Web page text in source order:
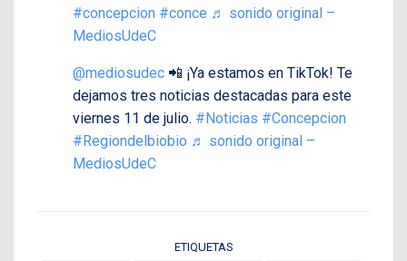
#concepcion #conce ♬ sonido original –
MediosUdeC
@mediosudec 📲 ¡Ya estamos en TikTok! Te
dejamos tres noticias destacadas para este
viernes 11 de julio. #Noticias #Concepcion
#Regiondelbiobio ♬ sonido original –
MediosUdeC
ETIQUETAS